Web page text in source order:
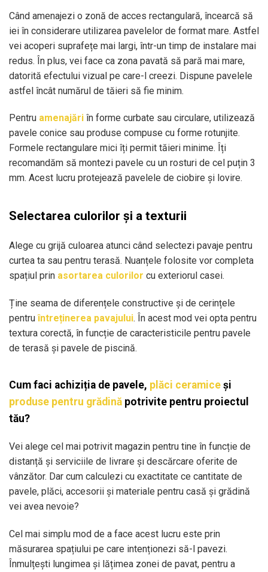
Când amenajezi o zonă de acces rectangulară, încearcă să
iei în considerare utilizarea pavelelor de format mare. Astfel
vei acoperi suprafețe mai largi, într-un timp de instalare mai
redus. În plus, vei face ca zona pavată să pară mai mare,
datorită efectului vizual pe care-l creezi. Dispune pavelele
astfel încât numărul de tăieri să fie minim.
Pentru amenajări în forme curbate sau circulare, utilizează
pavele conice sau produse compuse cu forme rotunjite.
Formele rectangulare mici îți permit tăieri minime. Îți
recomandăm să montezi pavele cu un rosturi de cel puțin 3
mm. Acest lucru protejează pavelele de ciobire și lovire.
Selectarea culorilor și a texturii
Alege cu grijă culoarea atunci când selectezi pavaje pentru
curtea ta sau pentru terasă. Nuanțele folosite vor completa
spațiul prin asortarea culorilor cu exteriorul casei.
Ține seama de diferențele constructive și de cerințele
pentru întreținerea pavajului. În acest mod vei opta pentru
textura corectă, în funcție de caracteristicile pentru pavele
de terasă și pavele de piscină.
Cum faci achiziția de pavele, plăci ceramice și
produse pentru grădină potrivite pentru proiectul
tău?
Vei alege cel mai potrivit magazin pentru tine în funcție de
distanță și serviciile de livrare și descărcare oferite de
vânzător. Dar cum calculezi cu exactitate ce cantitate de
pavele, plăci, accesorii și materiale pentru casă și grădină
vei avea nevoie?
Cel mai simplu mod de a face acest lucru este prin
măsurarea spațiului pe care intenționezi să-l pavezi.
Înmulțești lungimea și lățimea zonei de pavat, pentru a